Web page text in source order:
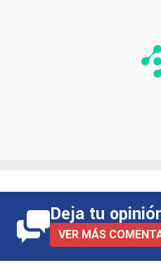
Deja tu
VER MÁS